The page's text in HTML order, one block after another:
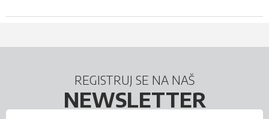
REGISTRUJ SE NA NAŠ
NEWSLETTER